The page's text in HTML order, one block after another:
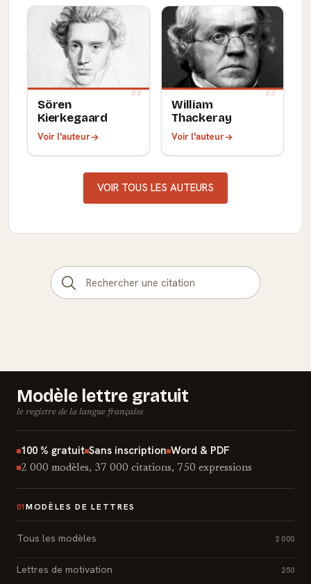
Sören
Kierkegaard
Voir l'auteur
William
Thackeray
Voir l'auteur
VOIR TOUS LES AUTEURS
Modèle lettre gratuit
le registre de la langue française
100 % gratuit Sans inscription Word & PDF
2 000 modèles, 37 000 citations, 750 expressions
01 MODÈLES DE LETTRES
Tous les modèles 2 000
Lettres de motivation 250